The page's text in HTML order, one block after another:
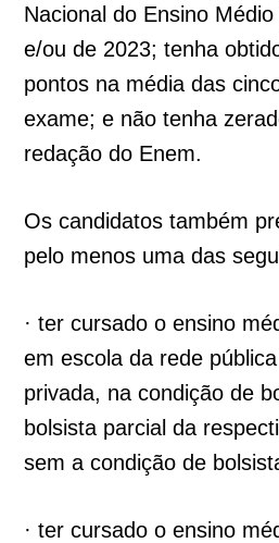
Nacional do Ensino
e/ou de 2023; tenha
pontos na média das
exame; e não tenha
redação do Enem.
Os candidatos também
pelo menos uma das
· ter cursado o ensino
em escola da rede
privada, na condição de
bolsista parcial da
sem a condição de
· ter cursado o ensino